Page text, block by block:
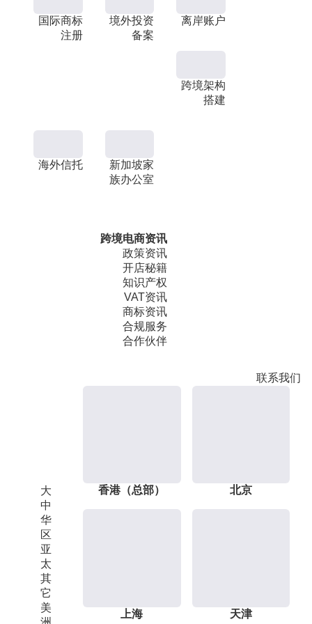
国际商标
注册
境外投资
备案
离岸账户
跨境架构
搭建
海外信托
新加坡家
族办公室
跨境电商资讯
政策资讯
开店秘籍
知识产权
VAT资讯
商标资讯
合规服务
合作伙伴
联系我们
大
中
华
区
亚
太
其
它
美
香港（总部） 北京
上海 天津